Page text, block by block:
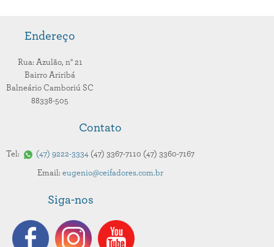
Endereço
Rua: Azulão, n° 21
Bairro Ariribá
Balneário Camboriú SC
88338-505
Contato
Tel: 47 9222-3334 47 3367-7110 47 3360-7167
Email: eugenio@ceifadores.com.br
Siga-nos